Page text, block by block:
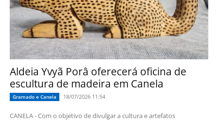
Aldeia Yvyã Porâ oferecerá oficina de
escultura de madeira em Canela
Gramado e Canela 18/07/2026 11:54
CANELA - Com o objetivo de divulgar a cultura e artefatos